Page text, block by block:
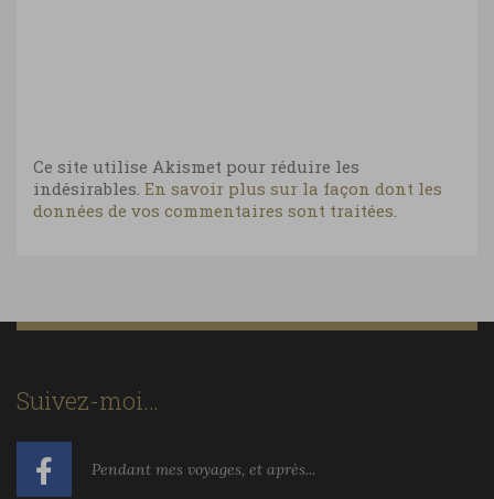
Ce site utilise Akismet pour réduire les
indésirables. En savoir plus sur la façon dont les
données de vos commentaires sont traitées.
Suivez-moi…
Pendant mes voyages, et après...